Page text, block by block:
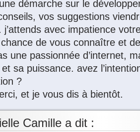
démarche sur le
vos suggestions
j’attends avec impatience
de vous connaître et
une passionnée d’internet,
sa puissance. avez
?
et je vous dis à bientôt.
Camille a dit :